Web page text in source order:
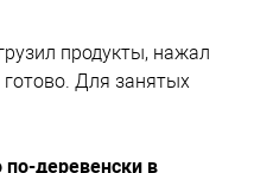
продукты, нажал
готово. Для занятых
деревенски в